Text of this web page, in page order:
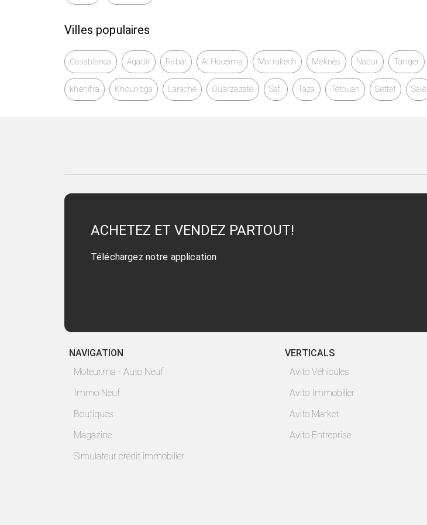
Villes populaires
Casablanca Agadir Rabat Al Hoceïma Marrakech Meknès Nador Tanger
khénifra Khouribga Larache Ouarzazate Safi Taza Tétouan Settat Salé
ACHETEZ ET VENDEZ PARTOUT!
Téléchargez notre application
NAVIGATION
Moteur.ma - Auto Neuf
Immo Neuf
Boutiques
Magazine
Simulateur crédit immobilier
VERTICALS
Avito Véhicules
Avito Immobilier
Avito Market
Avito Entreprise